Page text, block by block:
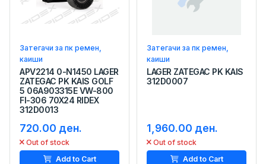
Затегачи за пк ремен,
каиши
APV2214 0-N1450 LAGER
ZATEGAC PK KAIS GOLF
5 06A903315E VW-800
FI-306 70X24 RIDEX
312D0013
720.00 ден.
Out of stock
Add to Cart
Затегачи за пк ремен,
каиши
LAGER ZATEGAC PK KAIS
312D0007
1,960.00 ден.
Out of stock
Add to Cart